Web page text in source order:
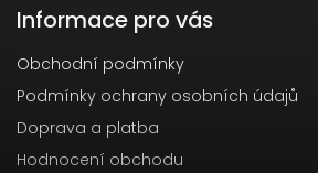
Informace pro vás
Obchodní podmínky
Podmínky ochrany osobních údajů
Doprava a platba
Hodnocení obchodu